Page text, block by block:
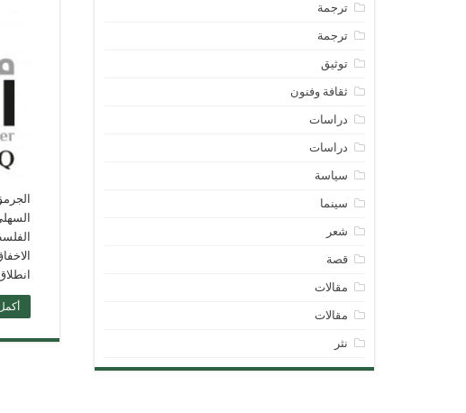
ترجمة
ترجمة
توثيق
ثقافة وفنون
دراسات
دراسات
سياسة
سينما
شعر
قصة
مقالات
مقالات
نثر